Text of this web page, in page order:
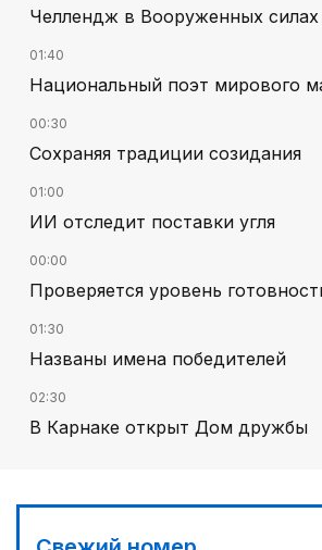
Челлендж в Вооруженных силах
01:40
Национальный поэт мирового
00:30
Сохраняя традиции созидания
01:00
ИИ отследит поставки угля
00:00
Проверяется уровень
01:30
Названы имена победителей
02:30
В Карнаке открыт Дом дружбы
программе